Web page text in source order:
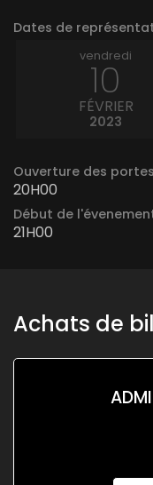
Dates de
vendredi
10
FÉVRIER
2023
Ouverture des portes
20H00
Début de
21H00
Achats de